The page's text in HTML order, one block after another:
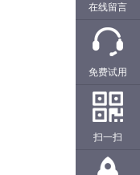
在线留言
免费试用
扫一扫